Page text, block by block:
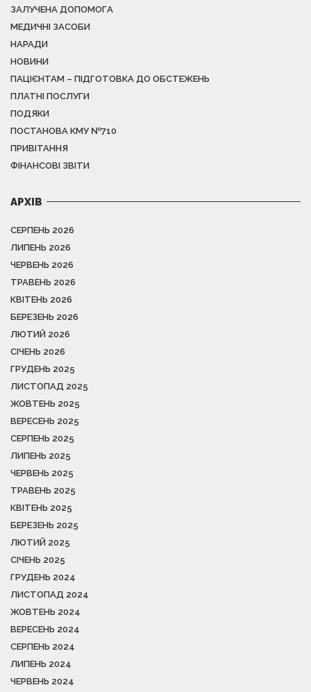
ЗАЛУЧЕНА ДОПОМОГА
МЕДИЧНІ ЗАСОБИ
НАРАДИ
НОВИНИ
ПАЦІЄНТАМ – ПІДГОТОВКА ДО ОБСТЕЖЕНЬ
ПЛАТНІ ПОСЛУГИ
ПОДЯКИ
ПОСТАНОВА КМУ №710
ПРИВІТАННЯ
ФІНАНСОВІ ЗВІТИ
АРХІВ
СЕРПЕНЬ 2026
ЛИПЕНЬ 2026
ЧЕРВЕНЬ 2026
ТРАВЕНЬ 2026
КВІТЕНЬ 2026
БЕРЕЗЕНЬ 2026
ЛЮТИЙ 2026
СІЧЕНЬ 2026
ГРУДЕНЬ 2025
ЛИСТОПАД 2025
ЖОВТЕНЬ 2025
ВЕРЕСЕНЬ 2025
СЕРПЕНЬ 2025
ЛИПЕНЬ 2025
ЧЕРВЕНЬ 2025
ТРАВЕНЬ 2025
КВІТЕНЬ 2025
БЕРЕЗЕНЬ 2025
ЛЮТИЙ 2025
СІЧЕНЬ 2025
ГРУДЕНЬ 2024
ЛИСТОПАД 2024
ЖОВТЕНЬ 2024
ВЕРЕСЕНЬ 2024
СЕРПЕНЬ 2024
ЛИПЕНЬ 2024
ЧЕРВЕНЬ 2024